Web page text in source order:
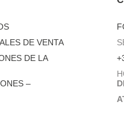
DE VENTA
DE LA
–